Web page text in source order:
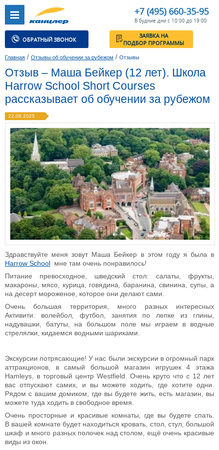
+7 (495) 660-35-95
В будние дни с 10:00 до 19:00
ОБРАТНЫЙ ЗВОНОК
ЗАЯВКА НА
ПОДБОР ПРОГРАММЫ
Главная / Отзывы об обучении за рубежом / Отзывы
Отзыв – Маша Бейкер (12 лет). Школа
Harrow School Short Courses
рассказывает об обучении за рубежом
22.08.2025
Здравствуйте меня зовут Маша Бейкер в этом году я была в
Harrow School мне там очень понравилось!
Питание превосходное, шведский стол: салаты, фрукты,
макароны, мясо, курица, говядина, баранина, свинина, супы, а
на десерт мороженое, которое они делают сами.
Очень большая территория, много разных интересных
Активити: волейбол, футбол, занятия по лепке из глины,
надувашки, батуты, на большом поле мы играем в водные
стрелялки, кидаемся водными шариками.
Экскурсии потрясающие! У нас были экскурсии в огромный парк
аттракционов, в самый большой магазин игрушек 4 этажа
Hamleys, в торговый центр Westfield. Очень круто что с 12 лет
вас отпускают самих, и вы можете ходить, где хотите одни.
Рядом с вашим домиком, где вы будете жить, есть магазин, вы
можете туда ходить в свободное время.
Очень просторные и красивые комнаты, где вы будете спать.
В вашей комнате будет находиться кровать, стол, стул, большой
шкаф и много разных полочек над столом, ещё очень красивые
виды из окон.